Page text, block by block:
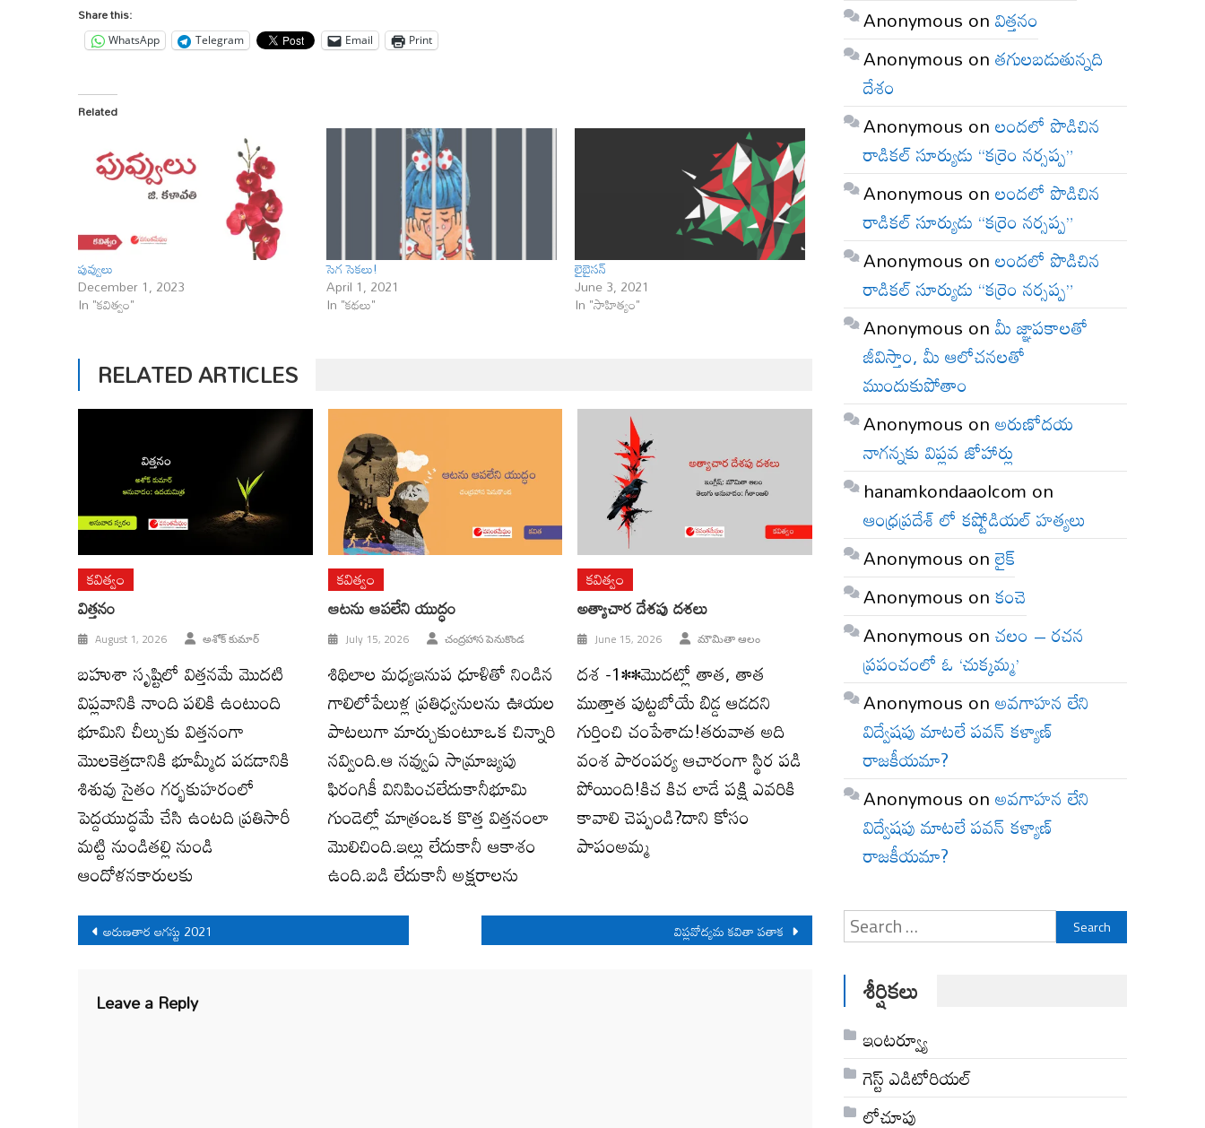
Share this:
WhatsApp Telegram Email Print
Related
పువ్వులు
December 1, 2023
In "కవిత్వం"
సెగ సెకలు!
April 1, 2021
In "కథలు"
లైబైసన్
June 3, 2021
In "సాహిత్యం"
RELATED ARTICLES
కవిత్వం
విత్తనం
August 1, 2026 అశోక్ కుమార్
బహుశా సృష్టిలో విత్తనమే మొదటి
విప్లవానికి నాంది పలికి ఉంటుంది
భూమిని చీల్చుకు విత్తనంగా
మొలకెత్తడానికి భూమ్మీద పడడానికి
శిశువు సైతం గర్భకుహరంలో
పెద్దయుద్ధమే చేసి ఉంటది ప్రతిసారీ
మట్టి నుండితల్లి నుండి
ఆందోళనకారులకు
కవిత్వం
ఆటను ఆపలేని యుద్ధం
July 15, 2026 చంద్రహాస పెనుకొండ
శిథిలాల మధ్యఇనుప ధూళితో నిండిన
గాలిలోపేలుళ్ల ప్రతిధ్వనులను ఊయల
పాటలుగా మార్చుకుంటూఒక చిన్నారి
నవ్వింది.ఆ నవ్వుఏ సామ్రాజ్యపు
ఫిరంగికీ వినిపించలేదుకానీభూమి
గుండెల్లో మాత్రంఒక కొత్త విత్తనంలా
మొలిచింది.ఇల్లు లేదుకానీ ఆకాశం
ఉంది.బడి లేదుకానీ అక్షరాలను
కవిత్వం
అత్యాచార దేశపు దశలు
June 15, 2026 మౌమితా ఆలం
దశ -1••మొదట్లో తాత, తాత
ముత్తాత పుట్టబోయే బిడ్డ ఆడదని
గుర్తించి చంపేశాడు!తరువాత అది
వంశ పారంపర్య ఆచారంగా స్థిర పడి
పోయింది!కిచ కిచ లాడే పక్షి ఎవరికి
కావాలి చెప్పండి?దాని కోసం
పాపంఅమ్మ
Post
navigation
అరుణతార ఆగస్టు 2021 విప్లవోద్యమ కవితా పతాక
Leave a Reply
Anonymous onవిత్తనం
Anonymous onతగులబడుతున్నది
దేశం
Anonymous onలందలో పొడిచిన
రాడికల్ సూర్యుడు “కర్రెం నర్సప్ప”
Anonymous onలందలో పొడిచిన
రాడికల్ సూర్యుడు “కర్రెం నర్సప్ప”
Anonymous onలందలో పొడిచిన
రాడికల్ సూర్యుడు “కర్రెం నర్సప్ప”
Anonymous onమీ జ్ఞాపకాలతో
జీవిస్తాం, మీ ఆలోచనలతో
ముందుకుపోతాం
Anonymous onఅరుణోదయ
నాగన్నకు విప్లవ జోహార్లు
hanamkondaaolcom on
ఆంధ్రప్రదేశ్ లో కష్టోడియల్ హత్యలు
Anonymous onలైక్
Anonymous onకంచె
Anonymous onచలం – రచన
ప్రపంచంలో ఓ ‘చుక్కమ్మ’
Anonymous onఅవగాహన లేని
విద్వేషపు మాటలే పవన్ కళ్యాణ్
రాజకీయమా?
Anonymous onఅవగాహన లేని
విద్వేషపు మాటలే పవన్ కళ్యాణ్
రాజకీయమా?
Search
for:
శీర్షికలు
ఇంటర్వ్యూ
గెస్ట్ ఎడిటోరియల్
లోచూపు